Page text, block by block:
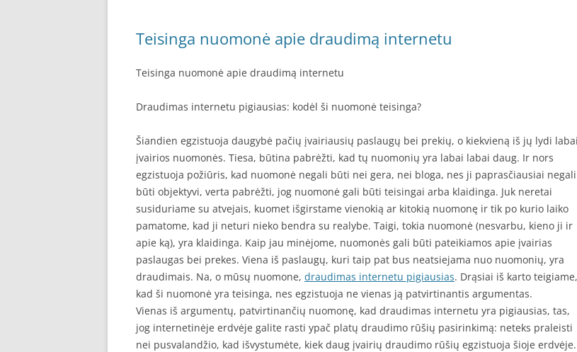
Teisinga nuomonė apie draudimą internetu
Teisinga nuomonė apie draudimą internetu
Draudimas internetu pigiausias: kodėl ši nuomonė teisinga?
Šiandien egzistuoja daugybė pačių įvairiausių paslaugų bei prekių, o kiekvieną iš jų lydi labai
įvairios nuomonės. Tiesa, būtina pabrėžti, kad tų nuomonių yra labai labai daug. Ir nors
egzistuoja požiūris, kad nuomonė negali būti nei gera, nei bloga, nes ji paprasčiausiai negali
būti objektyvi, verta pabrėžti, jog nuomonė gali būti teisingai arba klaidinga. Juk neretai
susiduriame su atvejais, kuomet išgirstame vienokią ar kitokią nuomonę ir tik po kurio laiko
pamatome, kad ji neturi nieko bendra su realybe. Taigi, tokia nuomonė (nesvarbu, kieno ji ir
apie ką), yra klaidinga. Kaip jau minėjome, nuomonės gali būti pateikiamos apie įvairias
paslaugas bei prekes. Viena iš paslaugų, kuri taip pat bus neatsiejama nuo nuomonių, yra
draudimais. Na, o mūsų nuomone, draudimas internetu pigiausias. Drąsiai iš karto teigiame,
kad ši nuomonė yra teisinga, nes egzistuoja ne vienas ją patvirtinantis argumentas.
Vienas iš argumentų, patvirtinančių nuomonę, kad draudimas internetu yra pigiausias, tas,
jog internetinėje erdvėje galite rasti ypač platų draudimo rūšių pasirinkimą: neteks praleisti
nei pusvalandžio, kad išvystumėte, kiek daug įvairių draudimo rūšių egzistuoja šioje erdvėje.